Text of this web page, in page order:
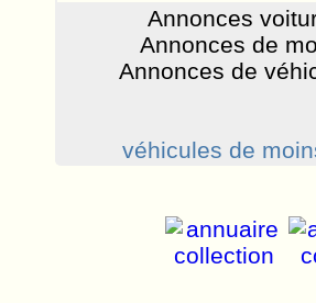
Annonces
Annonces de
Annonces de
véhicules de